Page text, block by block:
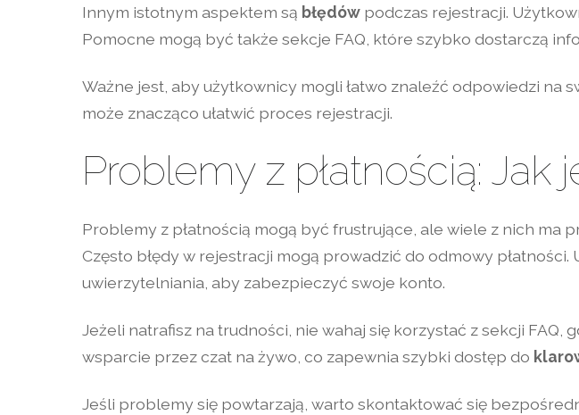
Innym istotnym aspektem są błędów podczas rejestracji.
Pomocne mogą być także sekcje FAQ, które szybko dostarczą
Ważne jest, aby użytkownicy mogli łatwo znaleźć odpowiedzi na
może znacząco ułatwić proces rejestracji.
Problemy z płatnością: Jak
Problemy z płatnością mogą być frustrujące, ale wiele z nich ma
Często błędy w rejestracji mogą prowadzić do odmowy
uwierzytelniania, aby zabezpieczyć swoje konto.
Jeżeli natrafisz na trudności, nie wahaj się korzystać z sekcji FAQ,
wsparcie przez czat na żywo, co zapewnia szybki dostęp do
Jeśli problemy się powtarzają, warto skontaktować się